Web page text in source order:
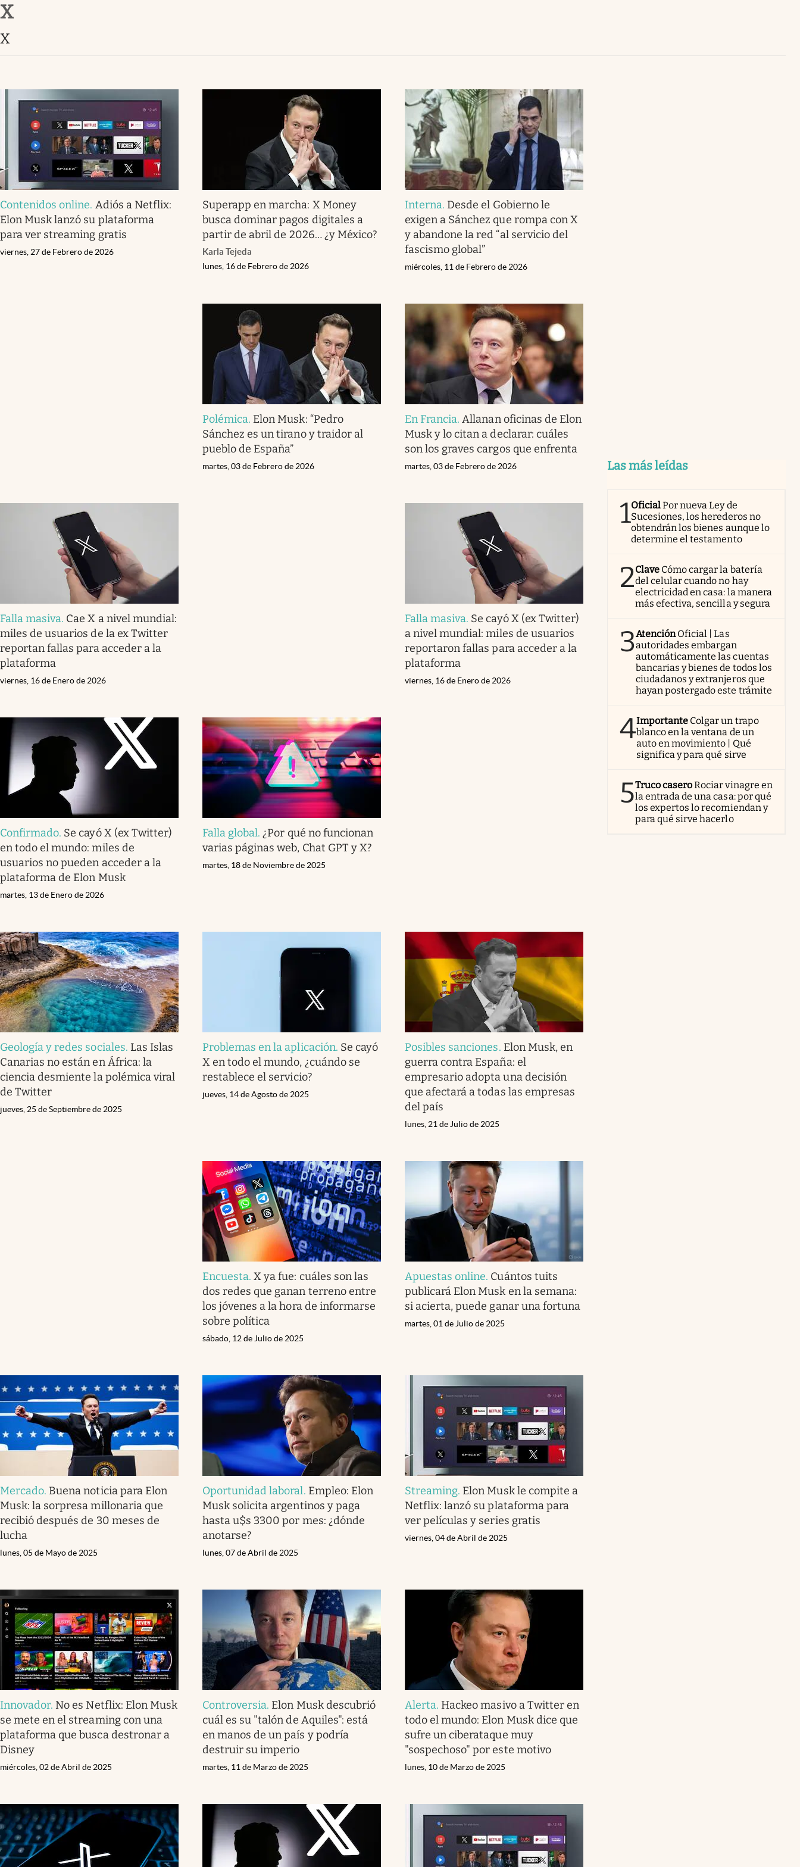
El Cronista Studio
Mediakit
abre en nueva pestaña
X
X
Contenidos online. Adiós a Netflix:
Elon Musk lanzó su plataforma
para ver streaming gratis
viernes, 27 de Febrero de 2026
Superapp en marcha: X Money
busca dominar pagos digitales a
partir de abril de 2026… ¿y México?
Karla Tejeda
lunes, 16 de Febrero de 2026
Interna. Desde el Gobierno le
exigen a Sánchez que rompa con X
y abandone la red “al servicio del
fascismo global”
miércoles, 11 de Febrero de 2026
Polémica. Elon Musk: “Pedro
Sánchez es un tirano y traidor al
pueblo de España”
martes, 03 de Febrero de 2026
En Francia.Allanan oficinas de Elon
Musk y lo citan a declarar: cuáles
son los graves cargos que enfrenta
martes, 03 de Febrero de 2026
Falla masiva. Cae X a nivel mundial:
miles de usuarios de la ex Twitter
reportan fallas para acceder a la
plataforma
viernes, 16 de Enero de 2026
Falla masiva. Se cayó X (ex Twitter)
a nivel mundial: miles de usuarios
reportaron fallas para acceder a la
plataforma
viernes, 16 de Enero de 2026
Confirmado. Se cayó X (ex Twitter)
en todo el mundo: miles de
usuarios no pueden acceder a la
plataforma de Elon Musk
martes, 13 de Enero de 2026
Falla global. ¿Por qué no funcionan
varias páginas web, Chat GPT y X?
martes, 18 de Noviembre de 2025
Geología y redes sociales. Las Islas
Canarias no están en África: la
ciencia desmiente la polémica viral
de Twitter
jueves, 25 de Septiembre de 2025
Problemas en la aplicación. Se cayó
X en todo el mundo, ¿cuándo se
restablece el servicio?
jueves, 14 de Agosto de 2025
Posibles sanciones. Elon Musk, en
guerra contra España: el
empresario adopta una decisión
que afectará a todas las empresas
del país
lunes, 21 de Julio de 2025
Encuesta.X ya fue: cuáles son las
dos redes que ganan terreno entre
los jóvenes a la hora de informarse
sobre política
sábado, 12 de Julio de 2025
Apuestas online. Cuántos tuits
publicará Elon Musk en la semana:
si acierta, puede ganar una fortuna
martes, 01 de Julio de 2025
Mercado. Buena noticia para Elon
Musk: la sorpresa millonaria que
recibió después de 30 meses de
lucha
lunes, 05 de Mayo de 2025
Oportunidad laboral. Empleo: Elon
Musk solicita argentinos y paga
hasta u$s 3300 por mes: ¿dónde
anotarse?
lunes, 07 de Abril de 2025
Streaming. Elon Musk le compite a
Netflix: lanzó su plataforma para
ver películas y series gratis
viernes, 04 de Abril de 2025
Innovador. No es Netflix: Elon Musk
se mete en el streaming con una
plataforma que busca destronar a
Disney
miércoles, 02 de Abril de 2025
Controversia. Elon Musk descubrió
cuál es su "talón de Aquiles": está
en manos de un país y podría
destruir su imperio
martes, 11 de Marzo de 2025
Alerta. Hackeo masivo a Twitter en
todo el mundo: Elon Musk dice que
sufre un ciberataque muy
"sospechoso" por este motivo
lunes, 10 de Marzo de 2025
Las más leídas
1OficialPor nueva Ley de
Sucesiones, los herederos no
obtendrán los bienes aunque lo
determine el testamento
2Clave Cómo cargar la batería
del celular cuando no hay
electricidad en casa: la manera
más efectiva, sencilla y segura
3AtenciónOficial | Las
autoridades embargan
automáticamente las cuentas
bancarias y bienes de todos los
ciudadanos y extranjeros que
hayan postergado este trámite
4Importante Colgar un trapo
blanco en la ventana de un
auto en movimiento | Qué
significa y para qué sirve
5Truco caseroRociar vinagre en
la entrada de una casa: por qué
los expertos lo recomiendan y
para qué sirve hacerlo